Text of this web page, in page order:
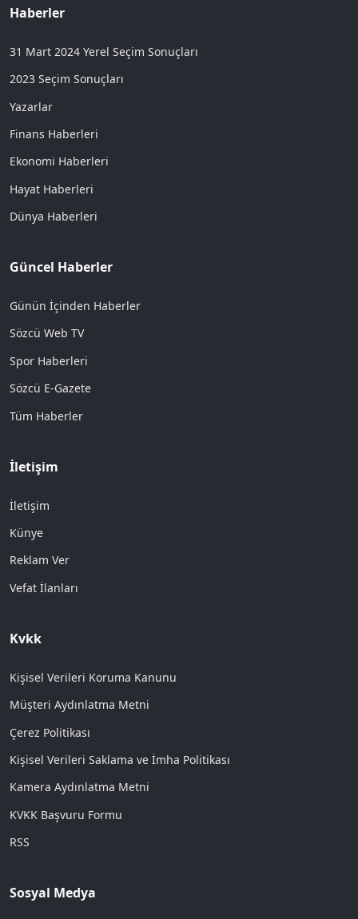
Haberler
31 Mart 2024 Yerel Seçim Sonuçları
2023 Seçim Sonuçları
Yazarlar
Finans Haberleri
Ekonomi Haberleri
Hayat Haberleri
Dünya Haberleri
Güncel Haberler
Günün İçinden Haberler
Sözcü Web TV
Spor Haberleri
Sözcü E-Gazete
Tüm Haberler
İletişim
İletişim
Künye
Reklam Ver
Vefat İlanları
Kvkk
Kişisel Verileri Koruma Kanunu
Müşteri Aydınlatma Metni
Çerez Politikası
Kişisel Verileri Saklama ve İmha Politikası
Kamera Aydınlatma Metni
KVKK Başvuru Formu
RSS
Sosyal Medya